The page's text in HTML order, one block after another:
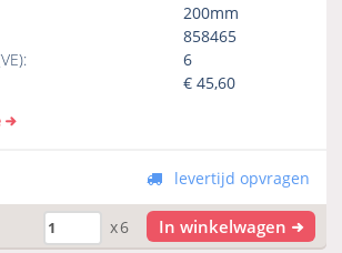
200mm
858465
6
€45,60
levertijd opvragen
x6 In winkelwagen